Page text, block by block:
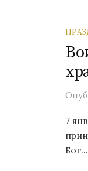
7
Бог...